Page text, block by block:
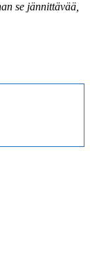
se jännittävää,